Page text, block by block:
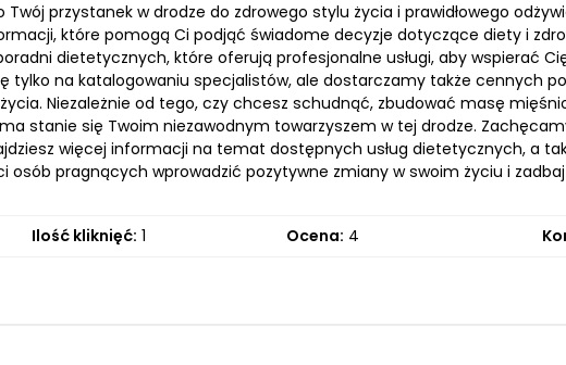
przystanek w drodze do zdrowego stylu życia i prawidłowego
które pomogą Ci podjąć świadome decyzje dotyczące diety i
dietetycznych, które oferują profesjonalne usługi, aby wspierać
tylko na katalogowaniu specjalistów, ale dostarczamy także cennych
Niezależnie od tego, czy chcesz schudnąć, zbudować masę
stanie się Twoim niezawodnym towarzyszem w tej drodze.
więcej informacji na temat dostępnych usług dietetycznych, a
osób pragnących wprowadzić pozytywne zmiany w swoim życiu i
Ilość kliknięć: 1 Ocena: 4